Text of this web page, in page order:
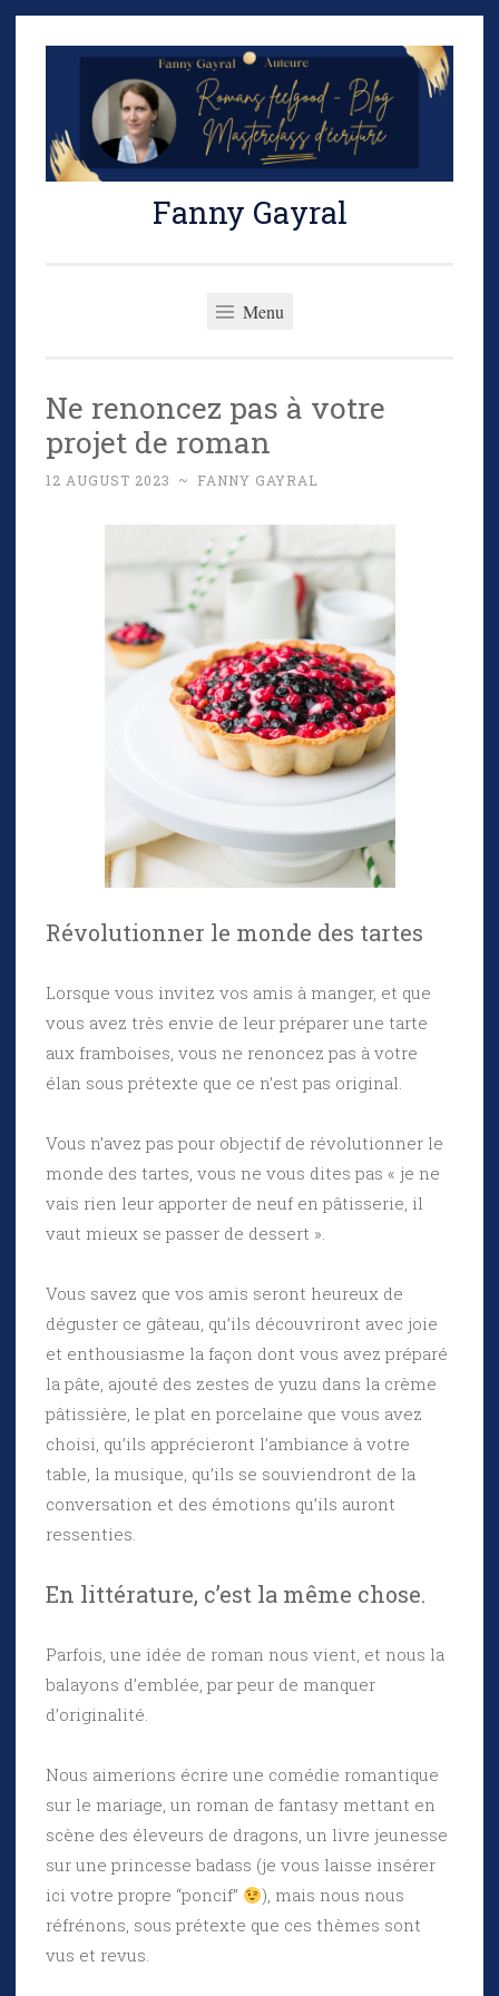
content
Fanny Gayral
Menu
Ne renoncez pas à votre
projet de roman
12 AUGUST 2023 ~ FANNY GAYRAL
Révolutionner le monde des tartes
Lorsque vous invitez vos amis à manger, et que
vous avez très envie de leur préparer une tarte
aux framboises, vous ne renoncez pas à votre
élan sous prétexte que ce n’est pas original.
Vous n’avez pas pour objectif de révolutionner le
monde des tartes, vous ne vous dites pas « je ne
vais rien leur apporter de neuf en pâtisserie, il
vaut mieux se passer de dessert ».
Vous savez que vos amis seront heureux de
déguster ce gâteau, qu’ils découvriront avec joie
et enthousiasme la façon dont vous avez préparé
la pâte, ajouté des zestes de yuzu dans la crème
pâtissière, le plat en porcelaine que vous avez
choisi, qu’ils apprécieront l’ambiance à votre
table, la musique, qu’ils se souviendront de la
conversation et des émotions qu’ils auront
ressenties.
En littérature, c’est la même chose.
Parfois, une idée de roman nous vient, et nous la
balayons d’emblée, par peur de manquer
d’originalité.
Nous aimerions écrire une comédie romantique
sur le mariage, un roman de fantasy mettant en
scène des éleveurs de dragons, un livre jeunesse
sur une princesse badass (je vous laisse insérer
ici votre propre “poncif”
), mais nous nous
réfrénons, sous prétexte que ces thèmes sont
vus et revus.